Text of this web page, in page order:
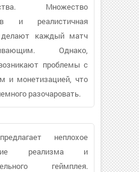
Множество
и реалистичная
делают каждый матч
Однако,
проблемы с
и монетизацией, что
разочаровать.
неплохое
реализма и
геймплея.